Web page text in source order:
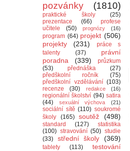
pozvánky
(1810)
praktické školy
(25)
prezentace
(66)
profese
učitele
(50) prognózy (16)
program (64) projekt (506)
projekty
(231)
práce s
talenty
(37)
právní
poradna
(339)
průzkum
(53)
přednáška
(27)
předškolní ročník
(75)
předškolní vzdělávání (103)
recenze
(30) redakce (16)
regionální školství (94) satira
(44)
sexuální výchova (21)
sociální sítě (110) soukromé
školy
(165) soutěž (498)
standard (127)
statistika
(100) stravování (50) studie
(33)
střední školy (369)
tablety (113)
testování